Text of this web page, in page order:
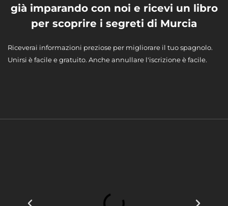
già imparando con noi e ricevi un libro
per scoprire i segreti di Murcia
Riceverai informazioni preziose per migliorare il tuo spagnolo.
Unirsi è facile e gratuito. Anche annullare l'iscrizione è facile.